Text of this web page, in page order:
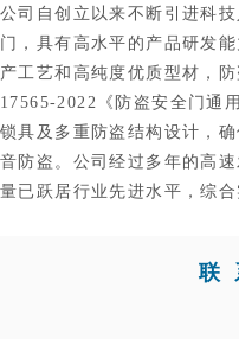
公司自创立以来不断引进科
门，具有高水平的产品研发
产工艺和高纯度优质型材，
17565-2022《防盗安全门通
锁具及多重防盗结构设计，
音防盗。公司经过多年的高
量已跃居行业先进水平，综
联